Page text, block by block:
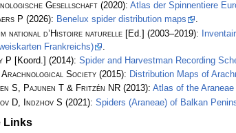
Gesellschaft(2020): Atlas der Spinnentiere
P (2026): Benelux spider distribution maps
.
national d’Histoire naturelle[Ed.] (2003–2019):
Frankreichs)
P [Koord.] (2014): Spider and Harvestman Recording
Arachnological Society(2015): Distribution Maps of
S, Pajunen T & Fritzén NR(2013): Atlas of the
D, Indzhov S (2021): Spiders (Araneae) of Balkan
Links